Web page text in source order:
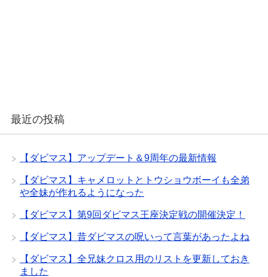
最近の投稿
【ダビマス】アップデート＆9周年の最新情報
【ダビマス】キャメロットとトウショウボーイも全弟
や全妹が作れるようになった
【ダビマス】第9回ダビマス王座決定戦の開催決定！
【ダビマス】昔ダビマスの呪いって言葉があったよね
【ダビマス】全兄妹クロス用のリストを更新しておき
ました